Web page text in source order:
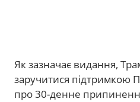
Як зазначає видання,
заручитися підтримкою
про 30-денне